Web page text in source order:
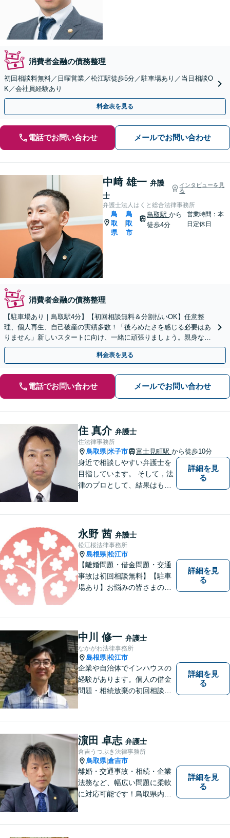
消費者金融の債務整理
初回相談料無料／日曜営業／松江駅徒歩5分／駐車場あり／当日相談O
K／会社員経験あり
料金表を見る
電話でお問い合わせ メールでお問い合わせ
中﨑 雄一 弁護
士
インタビューを見
る
弁護士法人はくと総合法律事務所
鳥
取
県
鳥
取
市
鳥取駅から
徒歩4分
営業時間：本
日定休日
消費者金融の債務整理
【駐車場あり｜鳥取駅4分】【初回相談無料＆分割払いOK】任意整
理、個人再生、自己破産の実績多数！「後ろめたさを感じる必要はあ
りません」新しいスタートに向け、一緒に頑張りましょう。親身な対
応◎安心してご相談ください。
料金表を見る
電話でお問い合わせ メールでお問い合わせ
住 真介 弁護士
住法律事務所
鳥取県|米子市 富士見町駅 から徒歩10分
身近で相談しやすい弁護士を
目指しています。 そして，法
律のプロとして、結果はもち
依頼者様の心を理解し，寄り
添いながら問題い解決のサポ
ートを心がけています。
詳細を見
る
永野 茜 弁護士
松江桜法律事務所
島根県|松江市
【離婚問題・借金問題・交通
事故は初回相談無料】【駐車
場あり】お悩みの皆さまの気
いりたいと思います。丁寧な
説明で適切かつ迅速な解決を
目指します。
詳細を見
る
中川 修一 弁護士
なかがわ法律事務所
島根県|松江市
企業や自治体でインハウスの
経験があります。個人の借金
問題・相続放棄の初回相談
詳細を見
る
濵田 卓志 弁護士
倉吉うつぶき法律事務所
鳥取県|倉吉市
離婚・交通事故・相続・企業
法務など、幅広い問題に柔軟
に対応可能です！鳥取県内の
をしてもいいのか」と迷われ
詳細を見
る